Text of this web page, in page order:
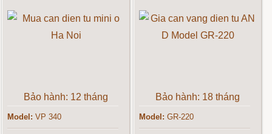
Bảo hành: 12 tháng
Model: VP 340
Bảo hành: 18 tháng
Model: GR-220